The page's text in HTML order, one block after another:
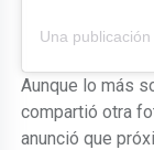
Una
Aunque lo más
compartió otra
anunció que